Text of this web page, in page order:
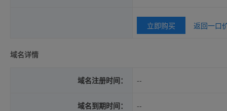
立即购买 返回一口
域名详情
域名注册时间： --
域名到期时间： --